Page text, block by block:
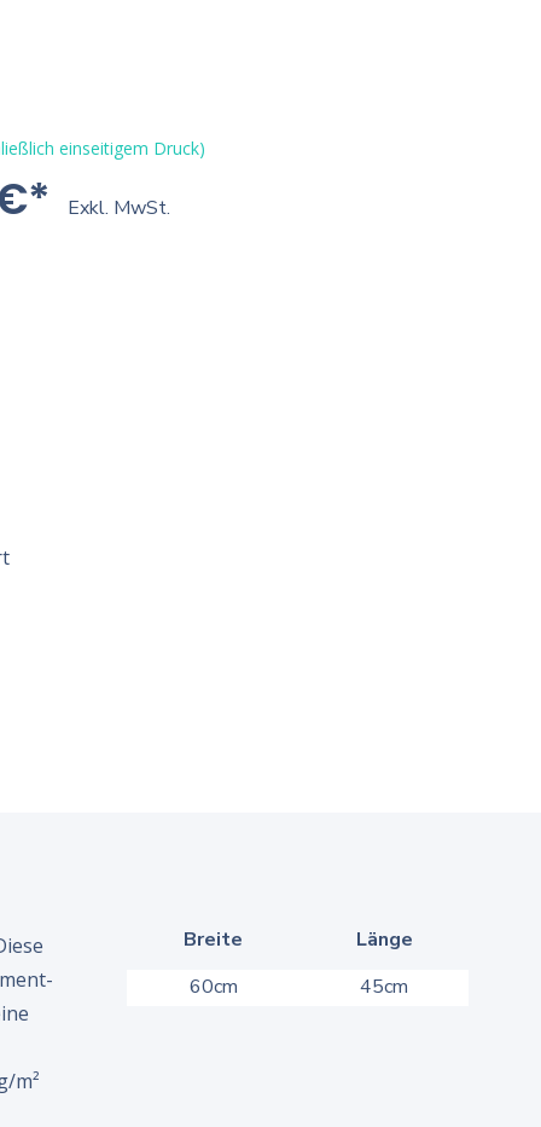
einseitigem Druck)
Exkl. MwSt.
m²
Breite
Länge
60cm
45cm